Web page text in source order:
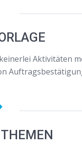
Aktivitäten